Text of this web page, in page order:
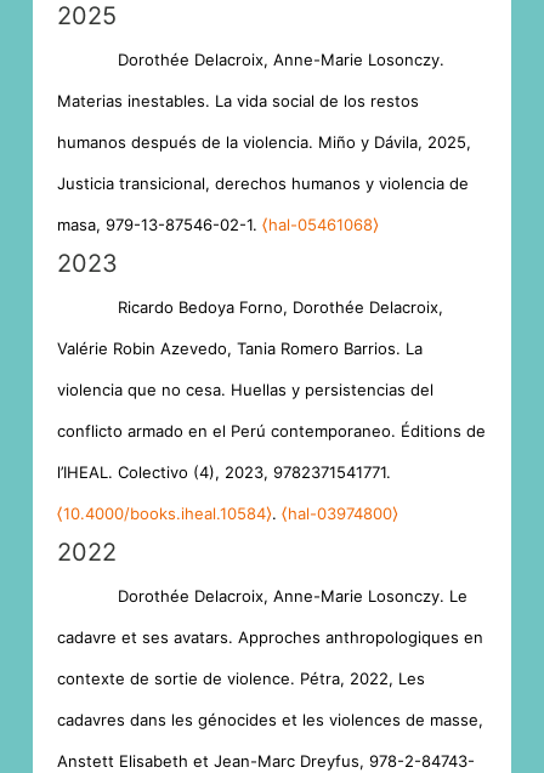
2025
Dorothée Delacroix, Anne-Marie Losonczy.
Materias inestables. La vida social de los restos
humanos después de la violencia. Miño y Dávila, 2025,
Justicia transicional, derechos humanos y violencia de
masa, 979-13-87546-02-1. ⟨hal-05461068⟩
2023
Ricardo Bedoya Forno, Dorothée Delacroix,
Valérie Robin Azevedo, Tania Romero Barrios. La
violencia que no cesa. Huellas y persistencias del
conflicto armado en el Perú contemporaneo. Éditions de
l’IHEAL. Colectivo (4), 2023, 9782371541771.
⟨10.4000/books.iheal.10584⟩. ⟨hal-03974800⟩
2022
Dorothée Delacroix, Anne-Marie Losonczy. Le
cadavre et ses avatars. Approches anthropologiques en
contexte de sortie de violence. Pétra, 2022, Les
cadavres dans les génocides et les violences de masse,
Anstett Elisabeth et Jean-Marc Dreyfus, 978-2-84743-